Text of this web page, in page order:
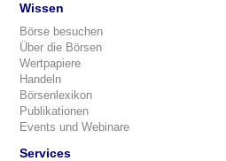
Wissen
Börse besuchen
Über die Börsen
Wertpapiere
Handeln
Börsenlexikon
Publikationen
Events und Webinare
Services